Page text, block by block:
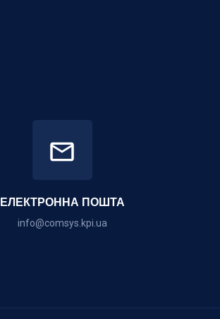
ЕЛЕКТРОННА ПОШТА
info@comsys.kpi.ua